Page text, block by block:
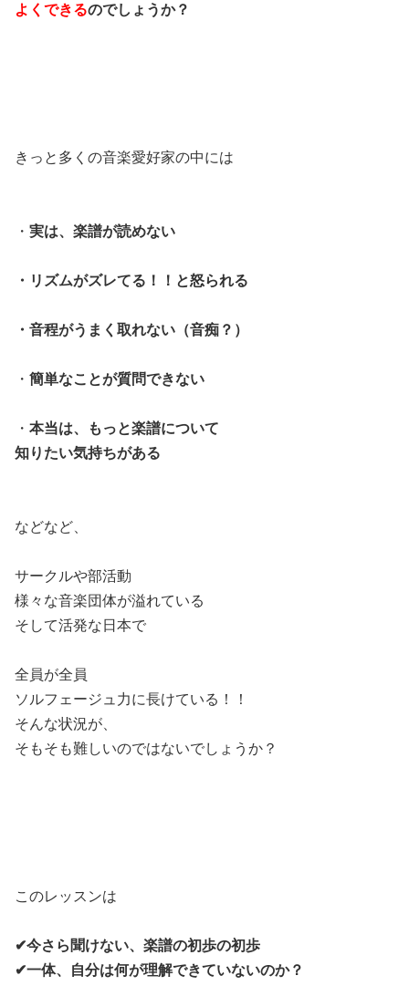
よくできるのでしょうか？
きっと多くの音楽愛好家の中には
・ 実は、楽譜が読めない
・リズムがズレてる！！と怒られる
・音程がうまく取れない（音痴？）
・ 簡単なことが質問できない
・ 本当は、もっと楽譜について
知りたい気持ちがある
などなど、
サークルや部活動
様々な音楽団体が溢れている
そして活発な日本で
全員が全員
ソルフェージュ力に長けている！！
そんな状況が、
そもそも難しいのではないでしょうか？
このレッスンは
✔︎今さら聞けない、楽譜の初歩の初歩
✔︎一体、自分は何が理解できていないのか？